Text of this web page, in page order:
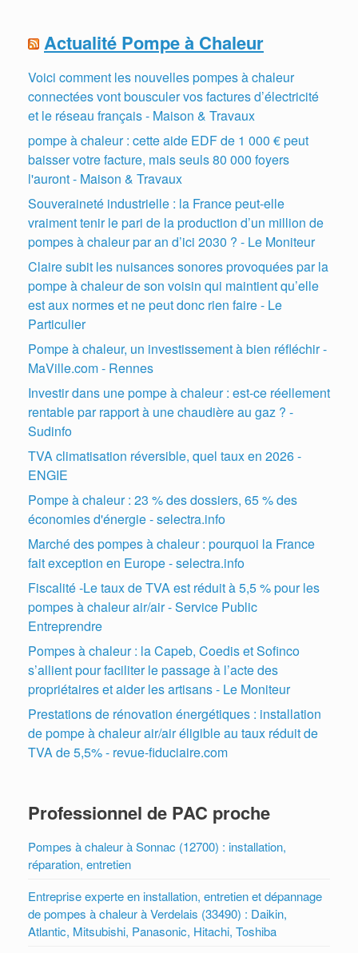
Actualité Pompe à Chaleur
Voici comment les nouvelles pompes à chaleur
connectées vont bousculer vos factures d’électricité
et le réseau français - Maison & Travaux
pompe à chaleur : cette aide EDF de 1 000 € peut
baisser votre facture, mais seuls 80 000 foyers
l'auront - Maison & Travaux
Souveraineté industrielle : la France peut-elle
vraiment tenir le pari de la production d’un million de
pompes à chaleur par an d’ici 2030 ? - Le Moniteur
Claire subit les nuisances sonores provoquées par la
pompe à chaleur de son voisin qui maintient qu’elle
est aux normes et ne peut donc rien faire - Le
Particulier
Pompe à chaleur, un investissement à bien réfléchir -
MaVille.com - Rennes
Investir dans une pompe à chaleur : est-ce réellement
rentable par rapport à une chaudière au gaz ? -
Sudinfo
TVA climatisation réversible, quel taux en 2026 -
ENGIE
Pompe à chaleur : 23 % des dossiers, 65 % des
économies d'énergie - selectra.info
Marché des pompes à chaleur : pourquoi la France
fait exception en Europe - selectra.info
Fiscalité -Le taux de TVA est réduit à 5,5 % pour les
pompes à chaleur air/air - Service Public
Entreprendre
Pompes à chaleur : la Capeb, Coedis et Sofinco
s’allient pour faciliter le passage à l’acte des
propriétaires et aider les artisans - Le Moniteur
Prestations de rénovation énergétiques : installation
de pompe à chaleur air/air éligible au taux réduit de
TVA de 5,5% - revue-fiduciaire.com
Professionnel de PAC proche
Pompes à chaleur à Sonnac (12700) : installation,
réparation, entretien
Entreprise experte en installation, entretien et dépannage
de pompes à chaleur à Verdelais (33490) : Daikin,
Atlantic, Mitsubishi, Panasonic, Hitachi, Toshiba